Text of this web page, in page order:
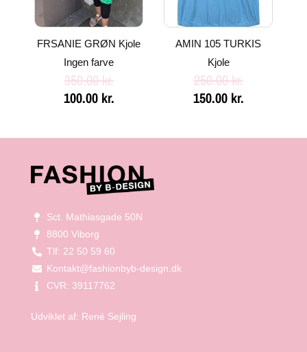
FRSANIE GRØN Kjole
Ingen farve
350.00kr.
100.00 kr.
AMIN 105 TURKIS
Kjole
250.00kr.
150.00 kr.
Sct. Mathiasgade 50N
8800 Viborg
Tlf: 22 50 59 60
Kontakt@fashionbyb-design.dk
CVR: 39117762
Udviklet af: René Sejling